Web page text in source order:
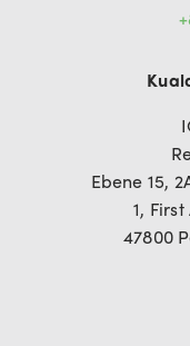
Ebene 15,
1,
47800